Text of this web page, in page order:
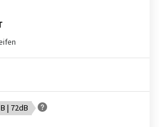
B | 72dB